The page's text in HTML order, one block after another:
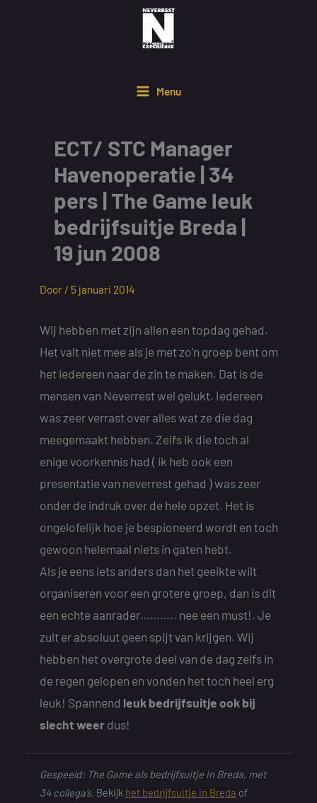
Menu
ECT/ STC Manager
Havenoperatie | 34
pers | The Game leuk
bedrijfsuitje Breda |
19 jun 2008
Door / 5 januari 2014
Wij hebben met zijn allen een topdag gehad.
Het valt niet mee als je met zo’n groep bent om
het iedereen naar de zin te maken. Dat is de
mensen van Neverrest wel gelukt. Iedereen
was zeer verrast over alles wat ze die dag
meegemaakt hebben. Zelfs ik die toch al
enige voorkennis had ( ik heb ook een
presentatie van neverrest gehad ) was zeer
onder de indruk over de hele opzet. Het is
ongelofelijk hoe je bespioneerd wordt en toch
gewoon helemaal niets in gaten hebt.
Als je eens iets anders dan het geeikte wilt
organiseren voor een grotere groep, dan is dit
een echte aanrader……….. nee een must!. Je
zult er absoluut geen spijt van krijgen. Wij
hebben het overgrote deel van de dag zelfs in
de regen gelopen en vonden het toch heel erg
leuk! Spannend leuk bedrijfsuitje ook bij
slecht weerdus!
Gespeeld: The Game als bedrijfsuitje in Breda, met
34 collega’s. Bekijk het bedrijfsuitje in Breda of